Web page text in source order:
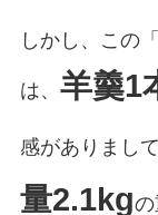
しかし、この
は、 羊羹1
感がありまし
量2.1kg